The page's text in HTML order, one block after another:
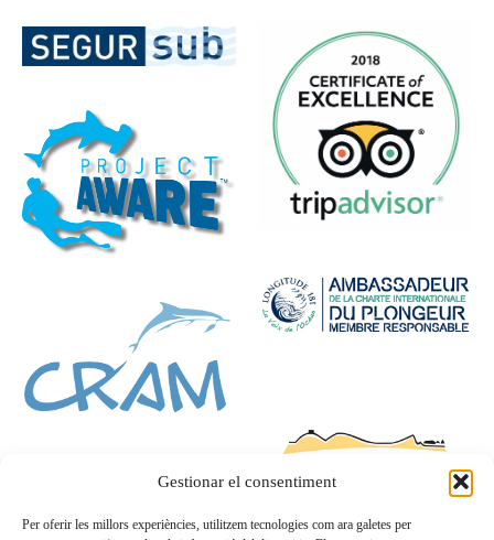
Gestionar el consentiment
Per oferir les millors experiències, utilitzem tecnologies com ara galetes per